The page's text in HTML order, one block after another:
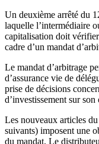
Un deuxième arrêté du
laquelle l’intermédiaire
capitalisation doit
cadre d’un mandat
Le mandat d’arbitrage
d’assurance vie de
prise de décisions
d’investissement sur son
Les nouveaux articles
suivants) imposent une
du mandat. Le